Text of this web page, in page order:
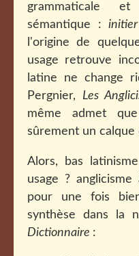
grammaticale
sémantique :
l'origine de
usage retrouve
latine ne change
Pergnier, Les
même admet
sûrement un calque
Alors, bas
usage ?
pour une fois
synthèse dans la
Dictionnaire :